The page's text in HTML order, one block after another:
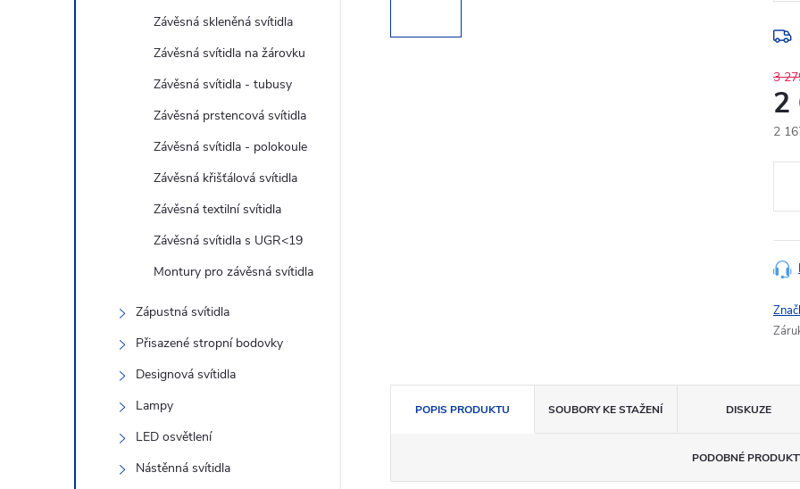
Závěsná skleněná svítidla
Závěsná svítidla na žárovku
Závěsná svítidla - tubusy
Závěsná prstencová svítidla
Závěsná svítidla - polokoule
Závěsná křišťálová svítidla
Závěsná textilní svítidla
Závěsná svítidla s UGR<19
Montury pro závěsná svítidla
Zápustná svítidla
Přisazené stropní bodovky
Designová svítidla
Lampy
LED osvětlení
Nástěnná svítidla
3
2
2
POPIS PRODUKTU SOUBORY KE STAŽENÍ DISKUZE
PODOBNÉ